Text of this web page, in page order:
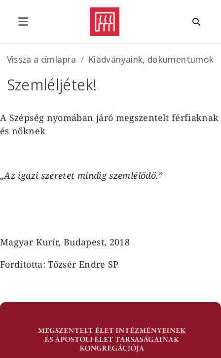
Morzsa
Vissza a címlapra Kiadványaink, dokumentumok
Szemléljétek!
A Szépség nyomában járó megszentelt férfiaknak
és nőknek
„Az igazi szeretet mindig szemlélődő.”
Magyar Kurír, Budapest, 2018
Fordította: Tőzsér Endre SP